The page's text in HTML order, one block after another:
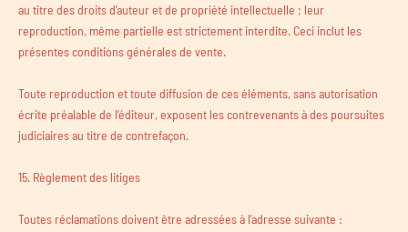
au titre des droits d’auteur et de propriété intellectuelle ; leur
reproduction, même partielle est strictement interdite. Ceci inclut les
présentes conditions générales de vente.
Toute reproduction et toute diffusion de ces éléments, sans autorisation
écrite préalable de l’éditeur, exposent les contrevenants à des poursuites
judiciaires au titre de contrefaçon.
15. Règlement des litiges
Toutes réclamations doivent être adressées à l’adresse suivante :